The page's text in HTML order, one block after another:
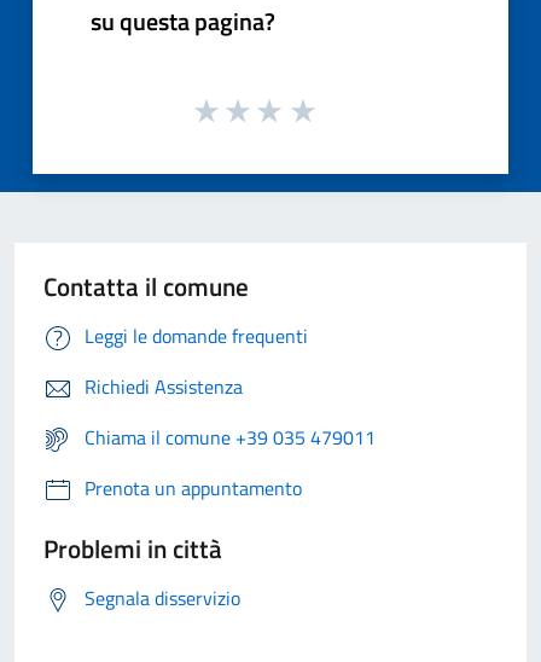
su questa pagina?
Contatta il comune
Leggi le domande frequenti
Richiedi Assistenza
Chiama il comune +39 035 479011
Prenota un appuntamento
Problemi in città
Segnala disservizio